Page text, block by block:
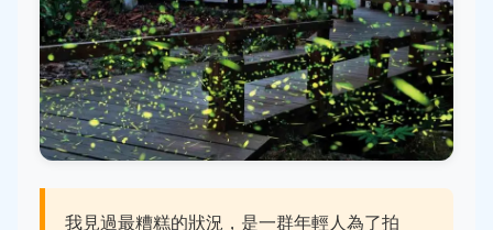
我見過最糟糕的狀況，是一群年輕人為了拍